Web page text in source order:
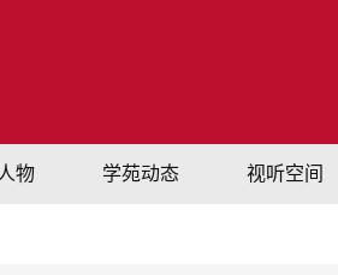
物 学苑动态 视听空间